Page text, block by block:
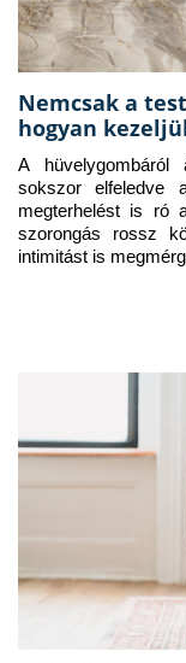
Nemcsak a
hogyan
A hüvelygombáról
sokszor elfeledve
megterhelést is ró
szorongás rossz
intimitást is